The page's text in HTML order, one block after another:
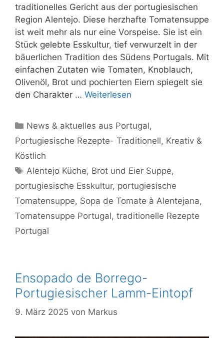
traditionelles Gericht aus der portugiesischen
Region Alentejo. Diese herzhafte Tomatensuppe
ist weit mehr als nur eine Vorspeise. Sie ist ein
Stück gelebte Esskultur, tief verwurzelt in der
bäuerlichen Tradition des Südens Portugals. Mit
einfachen Zutaten wie Tomaten, Knoblauch,
Olivenöl, Brot und pochierten Eiern spiegelt sie
den Charakter … Weiterlesen
Kategorien
News & aktuelles aus Portugal,
Portugiesische Rezepte- Traditionell, Kreativ &
Köstlich
Schlagwörter
Alentejo Küche, Brot und Eier Suppe,
portugiesische Esskultur, portugiesische
Tomatensuppe, Sopa de Tomate à Alentejana,
Tomatensuppe Portugal, traditionelle Rezepte
Portugal
Ensopado de Borrego-
Portugiesischer Lamm-Eintopf
9. März 2025 von Markus